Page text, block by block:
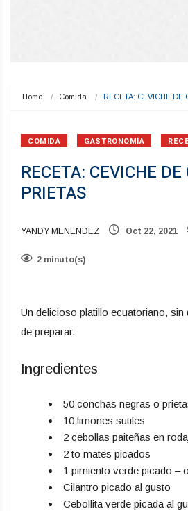
Home Comida RECETA: CEVICHE DE
COMIDA GASTRONOMÍA
RECETA: CEVICHE
PRIETAS
YANDY MENENDEZ Oct 22, 2021
2 minuto(s)
Un delicioso platillo ecuatoriano, sin
de preparar.
Ingredientes
50 conchas negras o
10 limones sutiles
2 cebollas paiteñas en
2 to mates picados
1 pimiento verde picado –
Cilantro picado al gusto
Cebollita verde picada al